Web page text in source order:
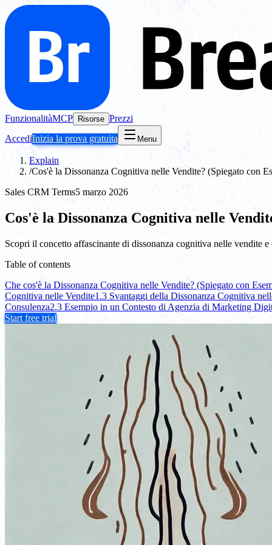
FunzionalitàMCP Risorse Prezzi
AccediInizia la prova gratuita Menu
Explain
/Cos'è la Dissonanza Cognitiva nelle Vendite? (Spiegato con
Sales CRM Terms5 marzo 2026
Cos'è la Dissonanza Cognitiva nelle
Scopri il concetto affascinante di dissonanza cognitiva nelle vendite
Table of contents
Che cos'è la Dissonanza Cognitiva nelle Vendite? (Spiegato con
Cognitiva nelle Vendite1.3 Svantaggi della Dissonanza Cognitiva
Consulenza2.3 Esempio in un Contesto di Agenzia di Marketing
Start free trial